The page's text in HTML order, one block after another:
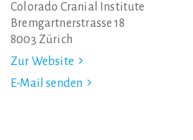
Colorado Cranial Institute
Bremgartnerstrasse 18
8003 Zürich
Zur Website
E-Mail senden